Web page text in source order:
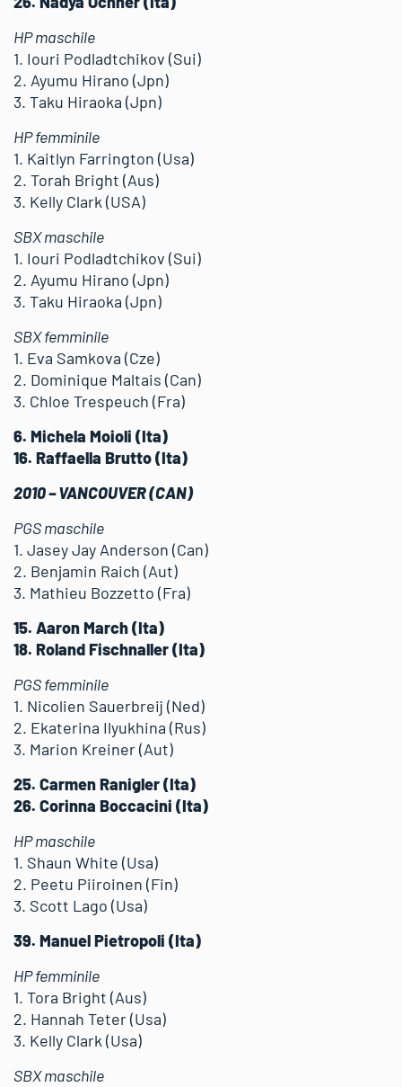
HP maschile
1. Iouri Podladtchikov (Sui)
2. Ayumu Hirano (Jpn)
3. Taku Hiraoka (Jpn)
HP femminile
1. Kaitlyn Farrington (Usa)
2. Torah Bright (Aus)
3. Kelly Clark (USA)
SBX maschile
1. Iouri Podladtchikov (Sui)
2. Ayumu Hirano (Jpn)
3. Taku Hiraoka (Jpn)
SBX femminile
1. Eva Samkova (Cze)
2. Dominique Maltais (Can)
3. Chloe Trespeuch (Fra)
6. Michela Moioli (Ita)
16. Raffaella Brutto (Ita)
2010 – VANCOUVER (CAN)
PGS maschile
1. Jasey Jay Anderson (Can)
2. Benjamin Raich (Aut)
3. Mathieu Bozzetto (Fra)
15. Aaron March (Ita)
18. Roland Fischnaller (Ita)
PGS femminile
1. Nicolien Sauerbreij (Ned)
2. Ekaterina Ilyukhina (Rus)
3. Marion Kreiner (Aut)
25. Carmen Ranigler (Ita)
26. Corinna Boccacini (Ita)
HP maschile
1. Shaun White (Usa)
2. Peetu Piiroinen (Fin)
3. Scott Lago (Usa)
39. Manuel Pietropoli (Ita)
HP femminile
1. Tora Bright (Aus)
2. Hannah Teter (Usa)
3. Kelly Clark (Usa)
SBX maschile